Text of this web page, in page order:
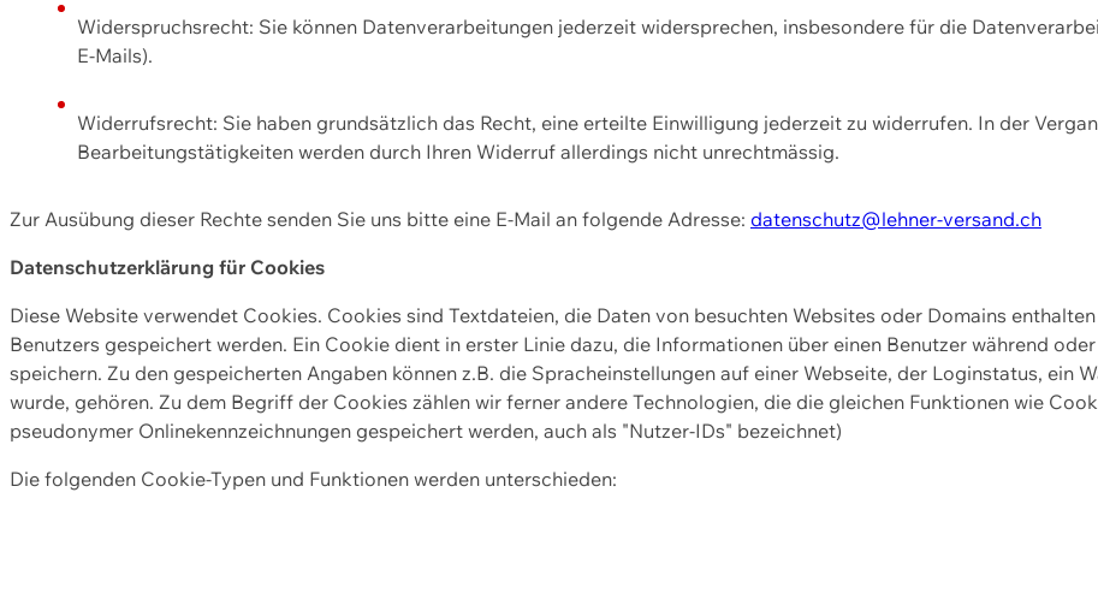
Widerspruchsrecht: Sie können Datenverarbeitungen jederzeit widersprechen, insbesondere für die
E-Mails).
Widerrufsrecht: Sie haben grundsätzlich das Recht, eine erteilte Einwilligung jederzeit zu widerrufen. In der
Bearbeitungstätigkeiten werden durch Ihren Widerruf allerdings nicht unrechtmässig.
Zur Ausübung dieser Rechte senden Sie uns bitte eine E-Mail an folgende Adresse: datenschutz@lehner-versand.ch
Datenschutzerklärung für Cookies
Diese Website verwendet Cookies. Cookies sind Textdateien, die Daten von besuchten Websites oder Domains
Benutzers gespeichert werden. Ein Cookie dient in erster Linie dazu, die Informationen über einen Benutzer während
speichern. Zu den gespeicherten Angaben können z.B. die Spracheinstellungen auf einer Webseite, der Loginstatus, ein
wurde, gehören. Zu dem Begriff der Cookies zählen wir ferner andere Technologien, die die gleichen Funktionen wie
pseudonymer Onlinekennzeichnungen gespeichert werden, auch als "Nutzer-IDs" bezeichnet)
Die folgenden Cookie-Typen und Funktionen werden unterschieden: